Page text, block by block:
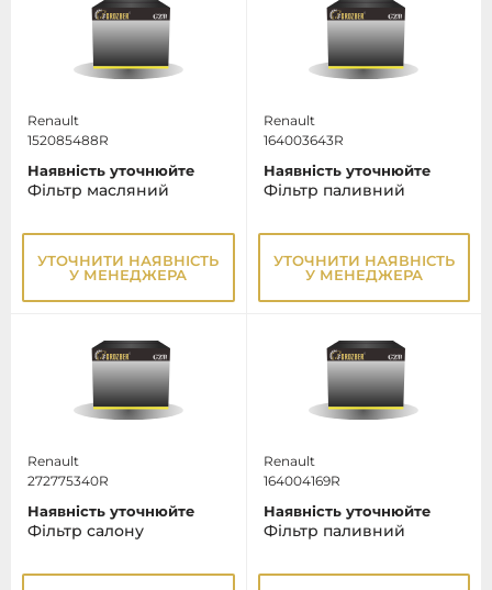
Renault
152085488R
Наявність уточнюйте
Фільтр масляний
УТОЧНИТИ НАЯВНІСТЬ
У МЕНЕДЖЕРА
Renault
164003643R
Наявність уточнюйте
Фільтр паливний
УТОЧНИТИ НАЯВНІСТЬ
У МЕНЕДЖЕРА
Renault
272775340R
Наявність уточнюйте
Фільтр салону
Renault
164004169R
Наявність уточнюйте
Фільтр паливний